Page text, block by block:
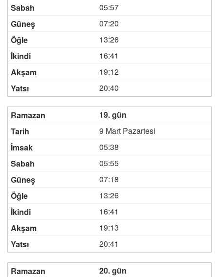
05:57
07:20
13:26
16:41
19:12
20:40
19. gün
9 Mart Pazartesi
05:38
05:55
07:18
13:26
16:41
19:13
20:41
20. gün